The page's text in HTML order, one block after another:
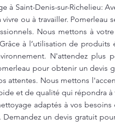
à Saint-Denis-sur-Richelieu:
vivre ou à travailler. Pomerleau
Nous mettons à
à l’utilisation de
N'attendez plus
pour obtenir un devis
attentes. Nous mettons
et de qualité qui répondra
adaptés à vos
Demandez un devis gratuit